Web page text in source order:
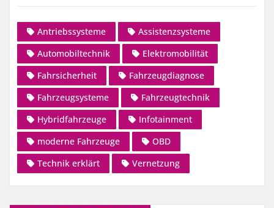
Antriebssysteme
Assistenzsysteme
Automobiltechnik
Elektromobilität
Fahrsicherheit
Fahrzeugdiagnose
Fahrzeugsysteme
Fahrzeugtechnik
Hybridfahrzeuge
Infotainment
moderne Fahrzeuge
OBD
Technik erklärt
Vernetzung